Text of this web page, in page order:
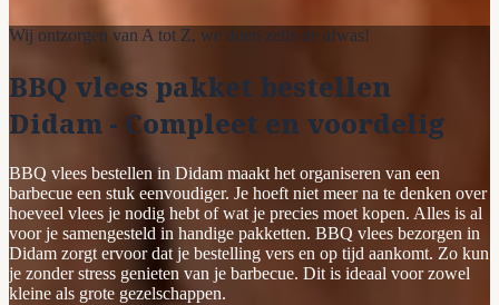
Wij ontzorgen van A tot Z, we doen zelfs de afwas!
BBQ vlees pakket bestellen
Didam - Compleet en voordelig
BBQ vlees bestellen in Didam maakt het organiseren van een
barbecue een stuk eenvoudiger. Je hoeft niet meer na te denken over
hoeveel vlees je nodig hebt of wat je precies moet kopen. Alles is al
voor je samengesteld in handige pakketten. BBQ vlees bezorgen in
Didam zorgt ervoor dat je bestelling vers en op tijd aankomt. Zo kun
je zonder stress genieten van je barbecue. Dit is ideaal voor zowel
kleine als grote gezelschappen.